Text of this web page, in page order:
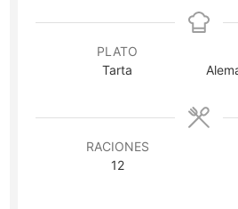
PLATO
Tarta
RACIONES
12